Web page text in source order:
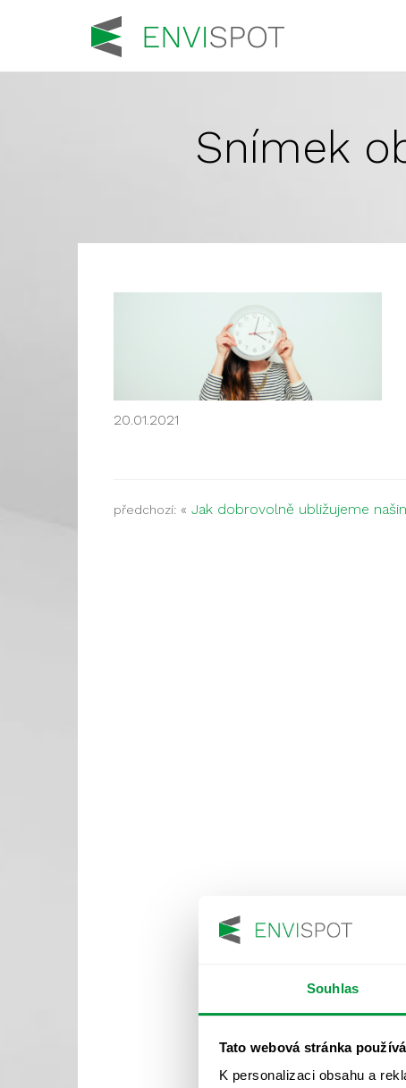
Souhlas
Tato webová stránka
K personalizaci obsahu a
Snímek
20.01.2021
předchozí: « Jak dobrovolně ubližujeme